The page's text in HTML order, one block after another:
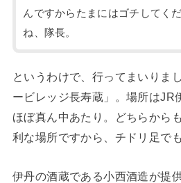
んですからたまにはゴチしてく
ね、隊長。
というわけで、行ってまいりま
ービレッジ長寿蔵」。場所はJR
ほぼ真ん中あたり。どちらから
利な場所ですから、チドリ足で
伊丹の酒蔵である小西酒造が提